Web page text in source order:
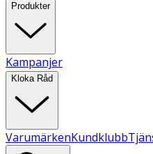
Produkter
Kampanjer
Kloka Råd
VarumärkenKundklubb